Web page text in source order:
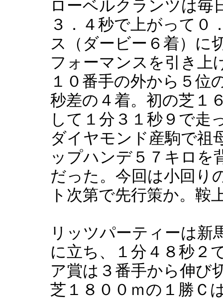
ローベルクランツは毎
３．４秒で上がって０
ス（ダービー６着）に
フォーマンスを引き上
１０番手の外から５位
秒差の４着。初の芝１
して１分３１秒９で走
ダイヤモンド産駒で祖
ップハンデ５７キロを
だった。今回は小回り
ト次第で先行策か。鞍
リッツパーティーは新
に立ち、１分４８秒２
ア賞は３番手から伸び
芝１８００ｍの１勝Ｃ